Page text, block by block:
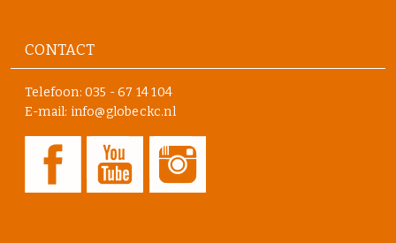
CONTACT
Telefoon: 035 - 67 14 104
E-mail: info@globeckc.nl